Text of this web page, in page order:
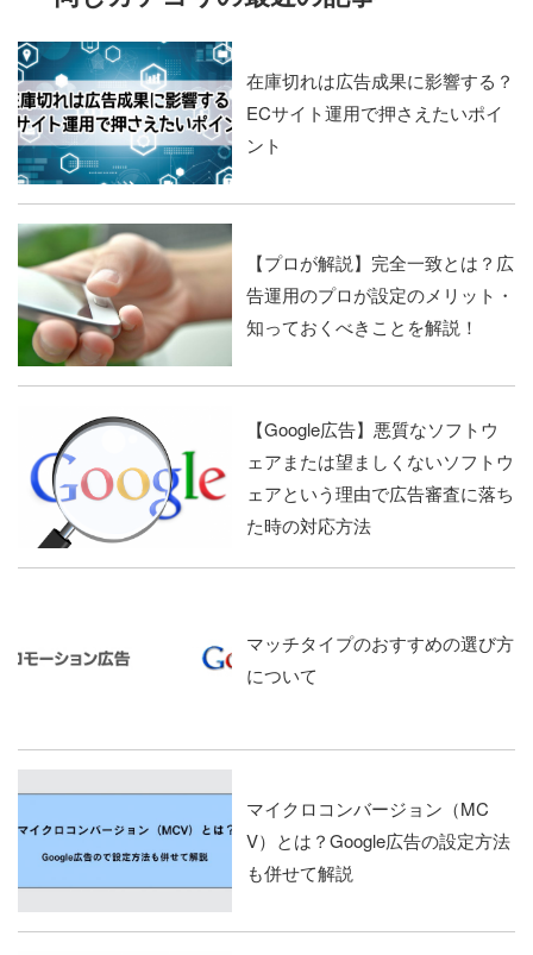
在庫切れは広告成果に影響する？
ECサイト運用で押さえたいポイ
ント
【プロが解説】完全一致とは？広
告運用のプロが設定のメリット・
知っておくべきことを解説！
【Google広告】悪質なソフトウ
ェアまたは望ましくないソフトウ
ェアという理由で広告審査に落ち
た時の対応方法
マッチタイプのおすすめの選び方
について
マイクロコンバージョン（MC
V）とは？Google広告の設定方法
も併せて解説